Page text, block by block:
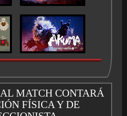
MATCH CONTARÁ
FÍSICA Y DE